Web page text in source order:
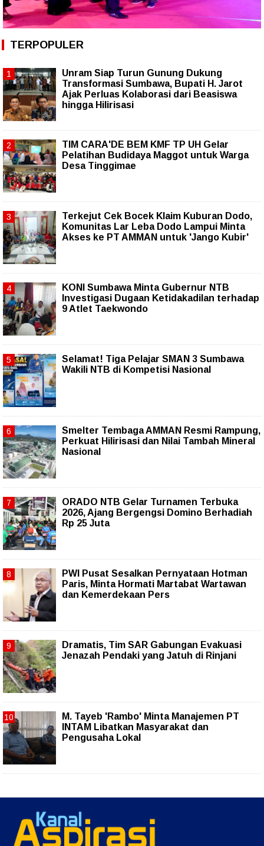
TERPOPULER
Unram Siap Turun Gunung Dukung
Transformasi Sumbawa, Bupati H. Jarot
Ajak Perluas Kolaborasi dari Beasiswa
hingga Hilirisasi
TIM CARA'DE BEM KMF TP UH Gelar
Pelatihan Budidaya Maggot untuk Warga
Desa Tinggimae
Terkejut Cek Bocek Klaim Kuburan Dodo,
Komunitas Lar Leba Dodo Lampui Minta
Akses ke PT AMMAN untuk 'Jango Kubir'
KONI Sumbawa Minta Gubernur NTB
Investigasi Dugaan Ketidakadilan terhadap
9 Atlet Taekwondo
Selamat! Tiga Pelajar SMAN 3 Sumbawa
Wakili NTB di Kompetisi Nasional
Smelter Tembaga AMMAN Resmi Rampung,
Perkuat Hilirisasi dan Nilai Tambah Mineral
Nasional
ORADO NTB Gelar Turnamen Terbuka
2026, Ajang Bergengsi Domino Berhadiah
Rp 25 Juta
PWI Pusat Sesalkan Pernyataan Hotman
Paris, Minta Hormati Martabat Wartawan
dan Kemerdekaan Pers
Dramatis, Tim SAR Gabungan Evakuasi
Jenazah Pendaki yang Jatuh di Rinjani
M. Tayeb 'Rambo' Minta Manajemen PT
INTAM Libatkan Masyarakat dan
Pengusaha Lokal